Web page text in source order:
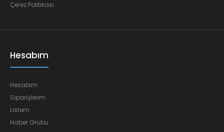
Çerez Politikası
Hesabım
Hesabım
Siparişlerim
Listem
Haber Grubu